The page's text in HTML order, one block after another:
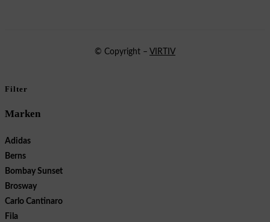
© Copyright – VIRTIV
Filter
Marken
Adidas
Berns
Bombay Sunset
Brosway
Carlo Cantinaro
Fila